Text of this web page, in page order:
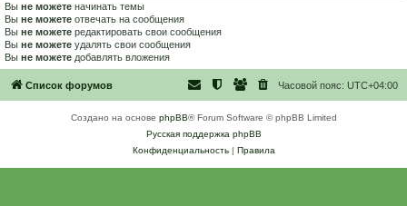
Вы не можете начинать темы
Вы не можете отвечать на сообщения
Вы не можете редактировать свои сообщения
Вы не можете удалять свои сообщения
Вы не можете добавлять вложения
Список форумов Часовой пояс: UTC+04:00
Создано на основе phpBB® Forum Software © phpBB Limited
Русская поддержка phpBB
Конфиденциальность| Правила